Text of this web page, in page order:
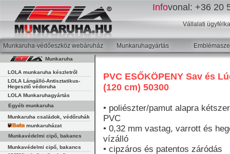
Infovonal: +36 20
Vállalati
Munkaruha-védőeszköz webáruház Munkaruhagyártás
Munkaruha
LOLA munkaruha készletről
LOLA Lángálló-Antisztatikus-
Hegesztő védoruha
LOLA Munkaruhagyártás
Egyéb munkaruha
Munkaruha családok, védőruhák
munkaruházat
Munkavédelmi cipő, bakancs
Munkavédelmi cipő, bakancs
PVC ESŐKÖPENY Sav és
(120 cm) 50300
• poliészter/pamut alapra
PVC
• 0,32 mm vastag, varrott és
vízálló
• cipzáros és patentos záródás